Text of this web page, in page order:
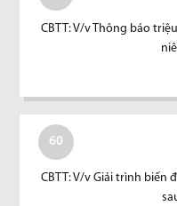
CBTT: V/v Thông báo
60
CBTT: V/v Giải trình biến